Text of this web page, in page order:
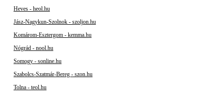
Heves - heol.hu
Jász-Nagykun-Szolnok - szoljon.hu
Komárom-Esztergom - kemma.hu
Nógrád - nool.hu
Somogy - sonline.hu
Szabolcs-Szatmár-Bereg - szon.hu
Tolna - teol.hu